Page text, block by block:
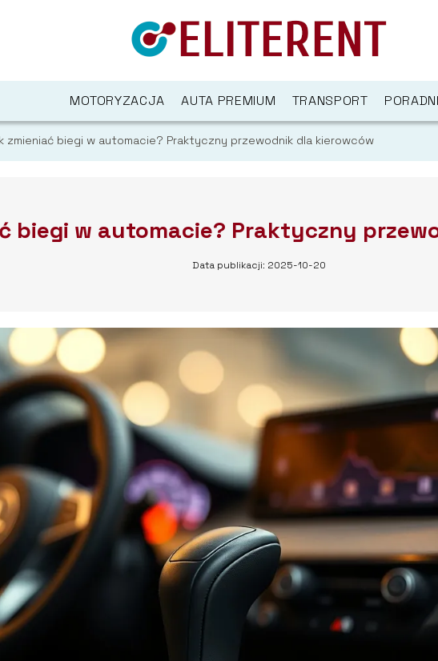
MOTORYZACJA AUTA PREMIUM TRANSPORT
zmieniać biegi w automacie? Praktyczny przewodnik dla kierowców
biegi w automacie? Praktyczny
Data publikacji: 2025-10-20